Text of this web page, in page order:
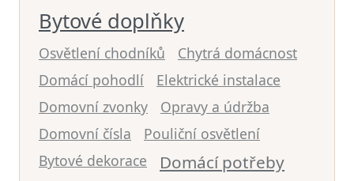
Bytové doplňky
Osvětlení chodníků
Chytrá domácnost
Domácí pohodlí
Elektrické instalace
Domovní zvonky
Opravy a údržba
Domovní čísla
Pouliční osvětlení
Bytové dekorace
Domácí potřeby